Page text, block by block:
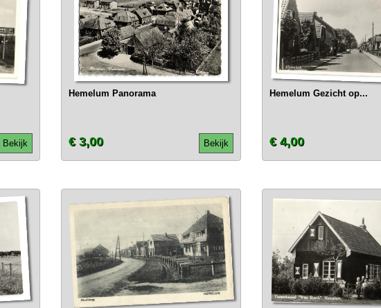
Bekijk
Hemelum Panorama
Bekijk
€ 3,00
Hemelum Gezicht op...
€ 4,00